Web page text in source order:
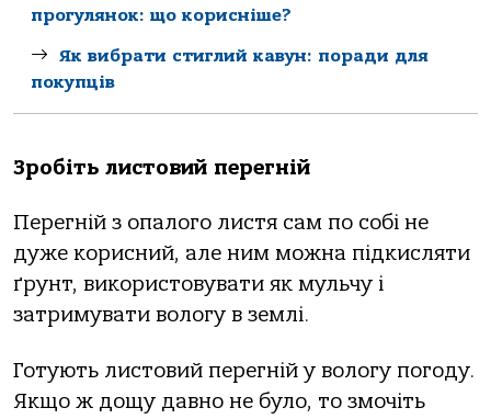
прогулянок: що корисніше?
Як вибрати стиглий кавун: поради для
покупців
Зробіть листовий перегній
Перегній з опалого листя сам по собі не
дуже корисний, але ним можна підкисляти
ґрунт, використовувати як мульчу і
затримувати вологу в землі.
Готують листовий перегній у вологу погоду.
Якщо ж дощу давно не було, то змочіть